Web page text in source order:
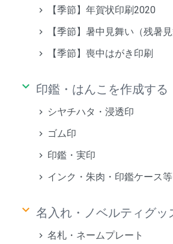
【季節】年賀状印刷2020
【季節】暑中見舞い（残暑見
【季節】喪中はがき印刷
keyboard_arrow_down 印鑑・はんこを作成する
シヤチハタ・浸透印
ゴム印
印鑑・実印
インク・朱肉・印鑑ケース等
keyboard_arrow_down 名入れ・ノベルティグッ
名札・ネームプレート